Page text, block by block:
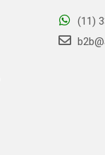
(11)